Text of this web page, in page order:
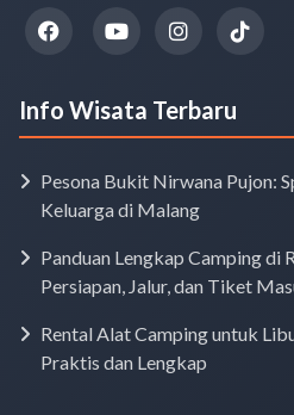
Info Wisata Terbaru
Pesona Bukit Nirwana Pujon:
Keluarga di Malang
Panduan Lengkap Camping di
Persiapan, Jalur, dan Tiket
Rental Alat Camping untuk
Praktis dan Lengkap